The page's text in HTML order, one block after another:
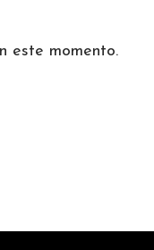
este momento.